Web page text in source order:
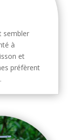
sembler
à
et
préfèrent